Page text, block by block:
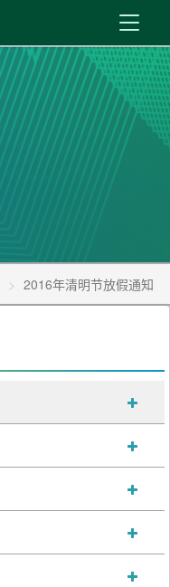
2016年清明节放假通知